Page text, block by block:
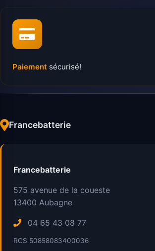
Paiement sécurisé!
Francebatterie
Francebatterie
575 avenue de la coueste
13400 Aubagne
04 65 43 08 77
RCS 50858083400036